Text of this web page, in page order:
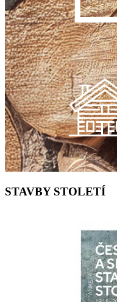
STAVBY STOLETÍ